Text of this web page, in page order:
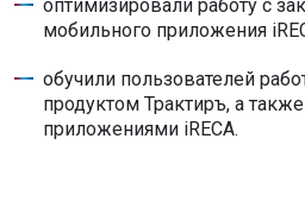
оптимизировали работу с
мобильного приложения
обучили пользователей
продуктом Трактиръ, а
приложениями iRECA.